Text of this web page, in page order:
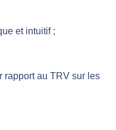
et intuitif ;
rapport au TRV sur les